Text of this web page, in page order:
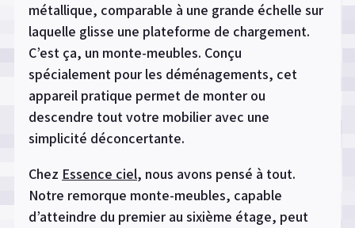
métallique, comparable à une grande échelle sur
laquelle glisse une plateforme de chargement.
C’est ça, un monte-meubles. Conçu
spécialement pour les déménagements, cet
appareil pratique permet de monter ou
descendre tout votre mobilier avec une
simplicité déconcertante.
Chez Essence ciel, nous avons pensé à tout.
Notre remorque monte-meubles, capable
d’atteindre du premier au sixième étage, peut